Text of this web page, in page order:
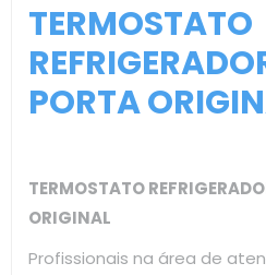
TERMOSTATO
PORTA
TERMOSTATO
ORIGINAL
Profissionais na área de